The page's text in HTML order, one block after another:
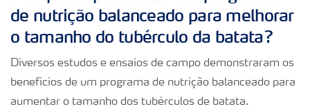
de nutrição balanceado para melhorar
o tamanho do tubérculo da batata?
Diversos estudos e ensaios de campo demonstraram os
benefícios de um programa de nutrição balanceado para
aumentar o tamanho dos tubérculos de batata.